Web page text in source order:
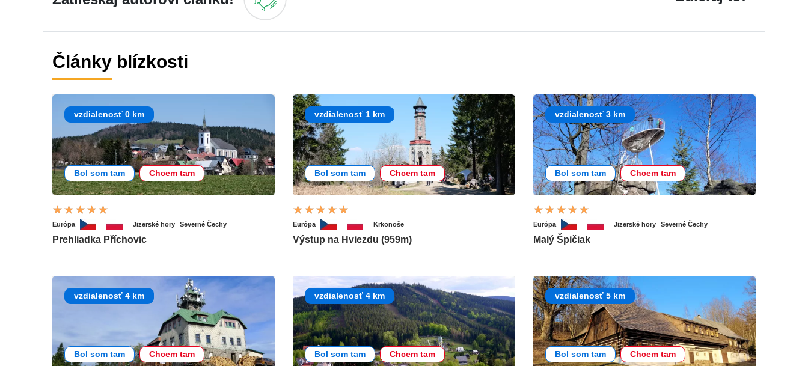
Články blízkosti
vzdialenosť 0 km
Bol som tam Chcem tam
Európa Jizerské hory Severné Čechy
Prehliadka Příchovic
vzdialenosť 1 km
Bol som tam Chcem tam
Európa Krkonoše
Výstup na Hviezdu (959m)
vzdialenosť 3 km
Bol som tam Chcem tam
Európa Jizerské hory Severné Čechy
Malý Špičiak
vzdialenosť 4 km
Bol som tam Chcem tam
vzdialenosť 4 km
Bol som tam Chcem tam
vzdialenosť 5 km
Bol som tam Chcem tam